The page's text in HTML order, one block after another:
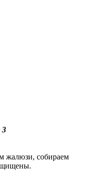
3
жалюзи, собираем